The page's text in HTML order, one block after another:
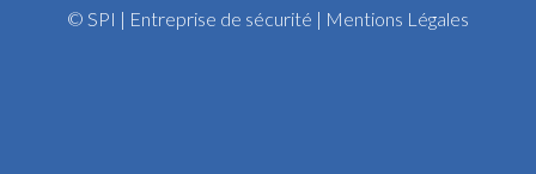
© SPI | Entreprise de sécurité | Mentions Légales